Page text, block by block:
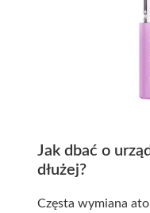
Jak dbać o
dłużej?
Częsta wymiana